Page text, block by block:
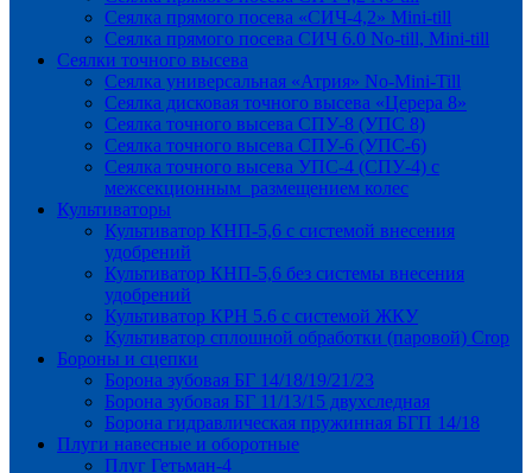
Сеялка прямого посева «СИЧ-4,2» Mini-till
Сеялка прямого посева СИЧ 6.0 No-till, Mini-till
Сеялки точного высева
Сеялка универсальная «Атрия» No-Mini-Till
Сеялка дисковая точного высева «Церера 8»
Сеялка точного высева СПУ-8 (УПС 8)
Сеялка точного высева СПУ-6 (УПС-6)
Сеялка точного высева УПС-4 (СПУ-4) с
межсекционным размещением колес
Культиваторы
Культиватор КНП-5,6 с системой внесения
удобрений
Культиватор КНП-5,6 без системы внесения
удобрений
Культиватор КРН 5.6 с системой ЖКУ
Культиватор сплошной обработки (паровой) Crop
Бороны и сцепки
Борона зубовая БГ 14/18/19/21/23
Борона зубовая БГ 11/13/15 двухследная
Борона гидравлическая пружинная БГП 14/18
Плуги навесные и оборотные
Плуг Гетьман-4